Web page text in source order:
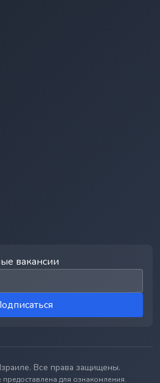
вакансии
Все права защищены.
для ознакомления.